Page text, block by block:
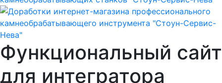
Функциональный сайт
для интегратора